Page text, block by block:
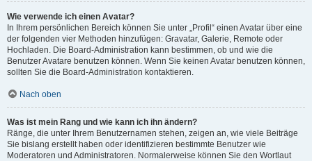
Wie verwende ich einen Avatar?
In Ihrem persönlichen Bereich können Sie unter „Profil“ einen Avatar über eine
der folgenden vier Methoden hinzufügen: Gravatar, Galerie, Remote oder
Hochladen. Die Board-Administration kann bestimmen, ob und wie die
Benutzer Avatare benutzen können. Wenn Sie keinen Avatar benutzen können,
sollten Sie die Board-Administration kontaktieren.
Nach oben
Was ist mein Rang und wie kann ich ihn ändern?
Ränge, die unter Ihrem Benutzernamen stehen, zeigen an, wie viele Beiträge
Sie bislang erstellt haben oder identifizieren bestimmte Benutzer wie
Moderatoren und Administratoren. Normalerweise können Sie den Wortlaut